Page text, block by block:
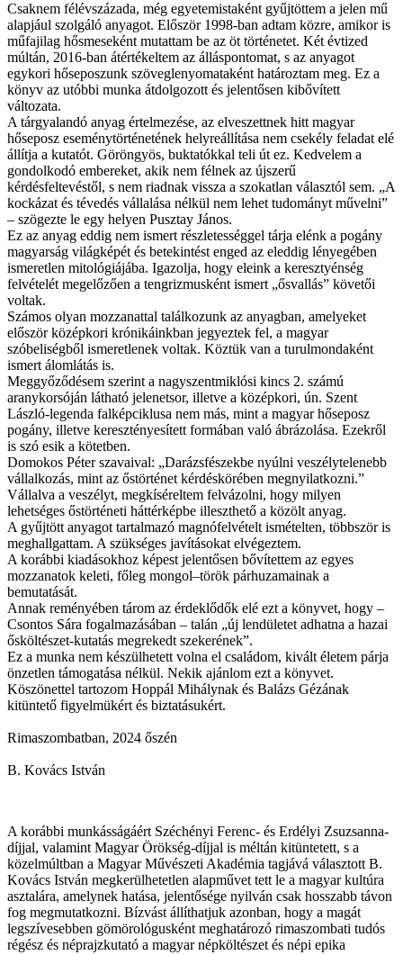
Csaknem félévszázada, még egyetemistaként gyűjtöttem a jelen mű
alapjául szolgáló anyagot. Először 1998-ban adtam közre, amikor is
műfajilag hősmeseként mutattam be az öt történetet. Két évtized
múltán, 2016-ban átértékeltem az álláspontomat, s az anyagot
egykori hőseposzunk szöveglenyomataként határoztam meg. Ez a
könyv az utóbbi munka átdolgozott és jelentősen kibővített
változata.
A tárgyalandó anyag értelmezése, az elveszettnek hitt magyar
hőseposz eseménytörténetének helyreállítása nem csekély feladat elé
állítja a kutatót. Göröngyös, buktatókkal teli út ez. Kedvelem a
gondolkodó embereket, akik nem félnek az újszerű
kérdésfeltevéstől, s nem riadnak vissza a szokatlan választól sem. „A
kockázat és tévedés vállalása nélkül nem lehet tudományt művelni”
– szögezte le egy helyen Pusztay János.
Ez az anyag eddig nem ismert részletességgel tárja elénk a pogány
magyarság világképét és betekintést enged az eleddig lényegében
ismeretlen mitológiájába. Igazolja, hogy eleink a keresztyénség
felvételét megelőzően a tengrizmusként ismert „ősvallás” követői
voltak.
Számos olyan mozzanattal találkozunk az anyagban, amelyeket
először középkori krónikáinkban jegyeztek fel, a magyar
szóbeliségből ismeretlenek voltak. Köztük van a turulmondaként
ismert álomlátás is.
Meggyőződésem szerint a nagyszentmiklósi kincs 2. számú
aranykorsóján látható jelenetsor, illetve a középkori, ún. Szent
László-legenda falképciklusa nem más, mint a magyar hőseposz
pogány, illetve keresztényesített formában való ábrázolása. Ezekről
is szó esik a kötetben.
Domokos Péter szavaival: „Darázsfészekbe nyúlni veszélytelenebb
vállalkozás, mint az őstörténet kérdéskörében megnyilatkozni.”
Vállalva a veszélyt, megkíséreltem felvázolni, hogy milyen
lehetséges őstörténeti háttérképbe illeszthető a közölt anyag.
A gyűjtött anyagot tartalmazó magnófelvételt ismételten, többször is
meghallgattam. A szükséges javításokat elvégeztem.
A korábbi kiadásokhoz képest jelentősen bővítettem az egyes
mozzanatok keleti, főleg mongol–török párhuzamainak a
bemutatását.
Annak reményében tárom az érdeklődők elé ezt a könyvet, hogy –
Csontos Sára fogalmazásában – talán „új lendületet adhatna a hazai
ősköltészet-kutatás megrekedt szekerének”.
Ez a munka nem készülhetett volna el családom, kivált életem párja
önzetlen támogatása nélkül. Nekik ajánlom ezt a könyvet.
Köszönettel tartozom Hoppál Mihálynak és Balázs Gézának
kitüntető figyelmükért és biztatásukért.
Rimaszombatban, 2024 őszén
B. Kovács István
A korábbi munkásságáért Széchényi Ferenc- és Erdélyi Zsuzsanna-
díjjal, valamint Magyar Örökség-díjjal is méltán kitüntetett, s a
közelmúltban a Magyar Művészeti Akadémia tagjává választott B.
Kovács István megkerülhetetlen alapművet tett le a magyar kultúra
asztalára, amelynek hatása, jelentősége nyilván csak hosszabb távon
fog megmutatkozni. Bízvást állíthatjuk azonban, hogy a magát
legszívesebben gömörológusként meghatározó rimaszombati tudós
régész és néprajzkutató a magyar népköltészet és népi epika